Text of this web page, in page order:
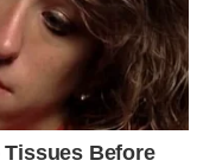
Tissues Before